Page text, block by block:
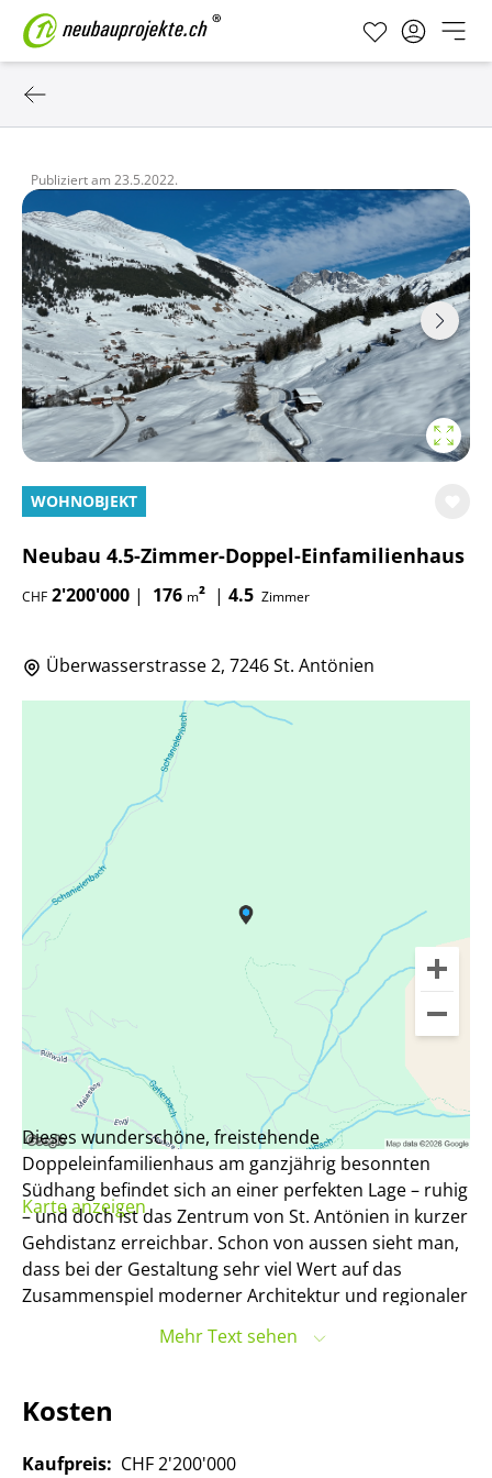
Publiziert am 23.5.2022.
WOHNOBJEKT
Neubau 4.5-Zimmer-Doppel-Einfamilienhaus
CHF 2'200'000 | 176 m² | 4.5 Zimmer
Überwasserstrasse 2, 7246 St. Antönien
Karte anzeigen
Dieses wunderschöne, freistehende
Doppeleinfamilienhaus am ganzjährig besonnten
Südhang befindet sich an einer perfekten Lage – ruhig
– und doch ist das Zentrum von St. Antönien in kurzer
Gehdistanz erreichbar. Schon von aussen sieht man,
dass bei der Gestaltung sehr viel Wert auf das
Zusammenspiel moderner Architektur und regionaler
Kompromisse bezüglich Komfort wird damit dem
Bauernhauses Rechnung getragen. Da es sich um
einen Umbau/Neubau handelt, können Sie die
Innengestaltung zum aktuellen Zeitpunkt noch nach
Mehr Text sehen
Kosten
Kaufpreis: CHF 2'200'000